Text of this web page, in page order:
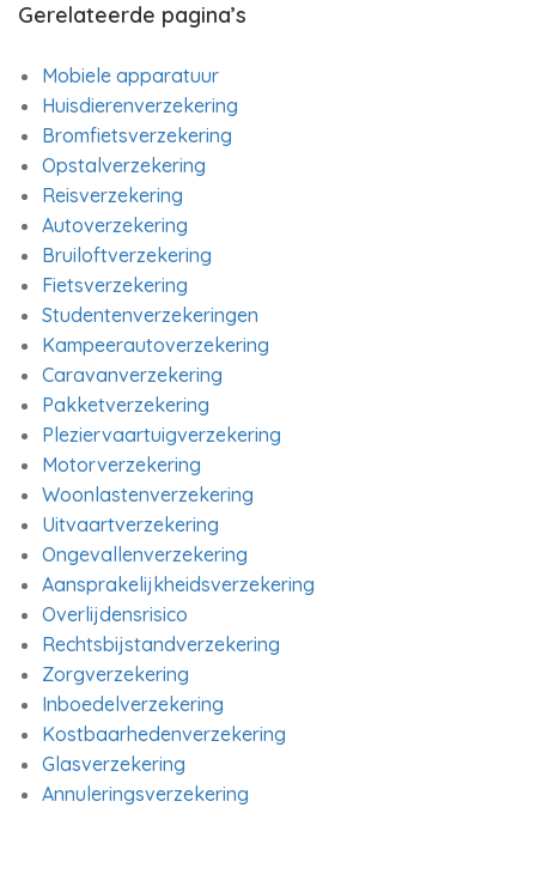
Gerelateerde pagina’s
Mobiele apparatuur
Huisdierenverzekering
Bromfietsverzekering
Opstalverzekering
Reisverzekering
Autoverzekering
Bruiloftverzekering
Fietsverzekering
Studentenverzekeringen
Kampeerautoverzekering
Caravanverzekering
Pakketverzekering
Pleziervaartuigverzekering
Motorverzekering
Woonlastenverzekering
Uitvaartverzekering
Ongevallenverzekering
Aansprakelijkheidsverzekering
Overlijdensrisico
Rechtsbijstandverzekering
Zorgverzekering
Inboedelverzekering
Kostbaarhedenverzekering
Glasverzekering
Annuleringsverzekering